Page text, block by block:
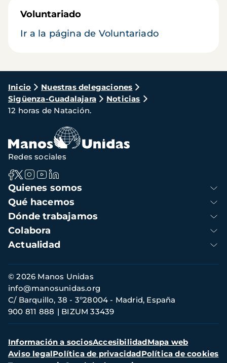
Voluntariado
Ir a la página de Voluntariado
Ruta
de
navegación
Inicio
Nuestras delegaciones
Sigüenza-Guadalajara
Noticias
12 horas de Natación.
Navegación
principal
Quienes somos
Qué hacemos
Dónde trabajamos
Colabora
Actualidad
Redes sociales
Información
de
contacto
© 2026 Manos Unidas
C/ Barquillo, 38 - 3º28004 - Madrid, España
900 811 888
BIZUM 33439
info@manosunidas.org
Menú
secundario
Información a sociosAccesibilidadMapa web
Aviso legalPolítica de privacidadPolítica de cookies